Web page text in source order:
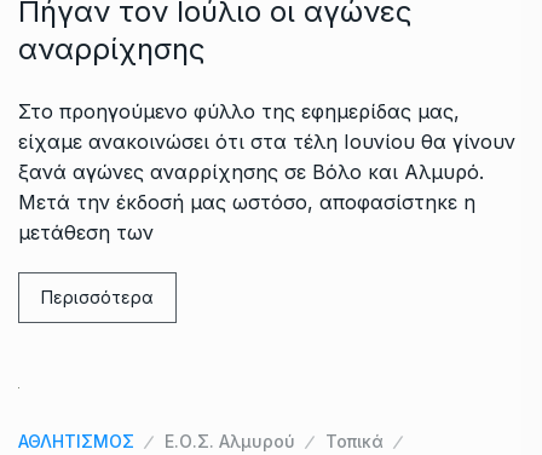
Πήγαν τον Ιούλιο οι αγώνες
αναρρίχησης
Στο προηγούμενο φύλλο της εφημερίδας μας,
είχαμε ανακοινώσει ότι στα τέλη Ιουνίου θα γίνουν
ξανά αγώνες αναρρίχησης σε Βόλο και Αλμυρό.
Μετά την έκδοσή μας ωστόσο, αποφασίστηκε η
μετάθεση των
Περισσότερα
ΑΘΛΗΤΙΣΜΟΣ Ε.Ο.Σ. Αλμυρού
Τοπικά